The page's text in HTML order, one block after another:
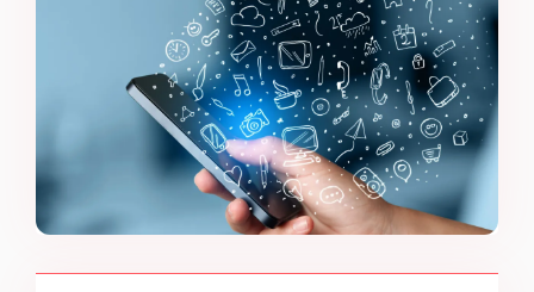
時の注意点について、アプリの開発にフォーカスして確
認していきます。